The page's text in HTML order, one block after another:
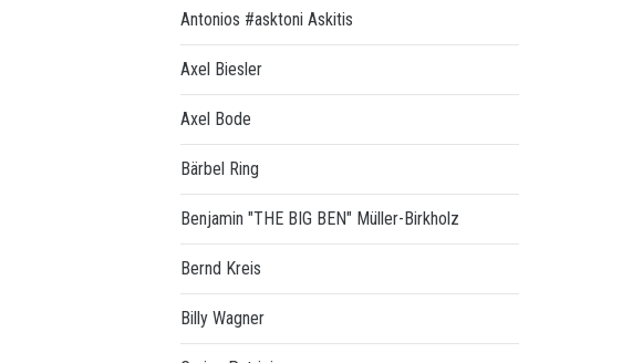
Antonios #asktoni Askitis
Axel Biesler
Axel Bode
Bärbel Ring
Benjamin "THE BIG BEN" Müller-Birkholz
Bernd Kreis
Billy Wagner